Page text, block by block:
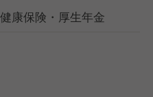
康保険・厚生年金